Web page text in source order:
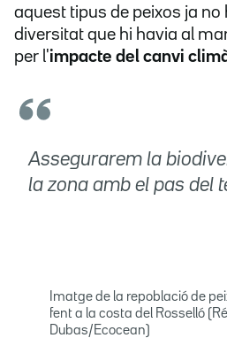
aquest tipus de peixos ja no
diversitat que hi havia al
per l'impacte del canvi
Assegurarem la
la zona amb el pas del
Imatge de la repoblació de
fent a la costa del Rosselló
Dubas/Ecocean)